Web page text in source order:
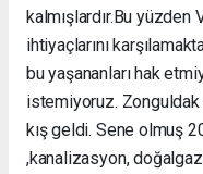
kalmışlardır.Bu yüzden
ihtiyaçlarını
bu yaşananları hak
istemiyoruz. Zonguldak
kış geldi. Sene olmuş
,kanalizasyon,